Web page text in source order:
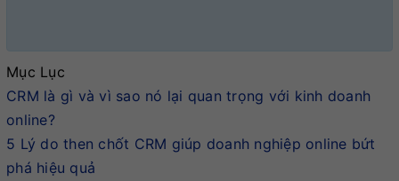
Mục Lục
CRM là gì và vì sao nó lại quan trọng với kinh doanh
online?
5 Lý do then chốt CRM giúp doanh nghiệp online bứt
phá hiệu quả